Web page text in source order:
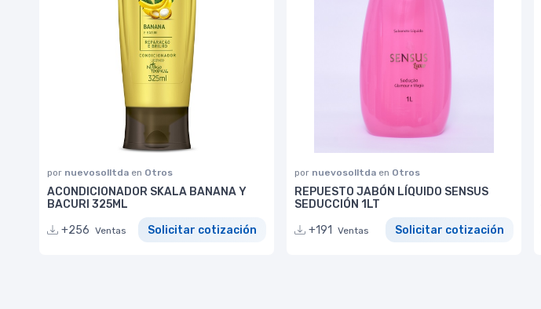
por nuevosolltda en Otros
ACONDICIONADOR SKALA BANANA Y
BACURI 325ML
+256 Ventas Solicitar cotización
por nuevosolltda en Otros
REPUESTO JABÓN LÍQUIDO SENSUS
SEDUCCIÓN 1LT
+191
Ventas Solicitar cotización